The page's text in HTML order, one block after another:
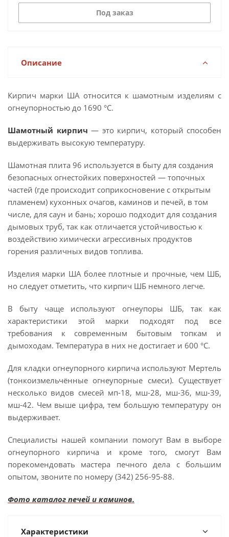
Под заказ
Описание
Кирпич марки ША относится к шамотным изделиям с
огнеупорностью до 1690 °С.
Шамотный кирпич — это кирпич, который способен
выдерживать высокую температуру.
Шамотная плита 96 используется в быту для создания
безопасных огнестойких поверхностей — топочных
частей (где происходит соприкосновение с открытым
пламенем) кухонных очагов, каминов и печей, в том
числе, для саун и бань; хорошо подходит для создания
дымовых труб, так как отличается устойчивостью к
воздействию химически агрессивных продуктов
горения различных видов топлива.
Изделия марки ША более плотные и прочные, чем ШБ,
но следует отметить, что кирпич ШБ немного легче.
В быту чаще используют огнеупоры ШБ, так как
характеристики этой марки подходят под все
требования к современным бытовым топкам и
дымоходам. Температура в них не достигает и 600 °С.
Для кладки огнеупорного кирпича используют Мертель
(тонкоизмельчённые огнеупорные смеси). Существует
несколько видов смесей мп-18, мш-28, мш-36, мш-39,
мш-42. Чем выше цифра, тем большую температуру он
выдерживает.
Специалисты нашей компании помогут Вам в выборе
огнеупорного кирпича и кроме того, смогут Вам
порекомендовать мастера печного дела с большим
опытом, звоните по номеру (342) 256-95-88.
Фото каталог печей и каминов.
Характеристики